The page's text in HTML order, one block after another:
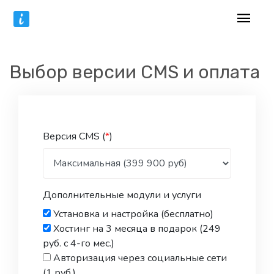
Выбор версии CMS и оплата
Версия CMS (*)
Дополнительные модули и услуги
Установка и настройка (бесплатно)
Хостинг на 3 месяца в подарок (249
руб. с 4-го мес.)
Авторизация через социальные сети